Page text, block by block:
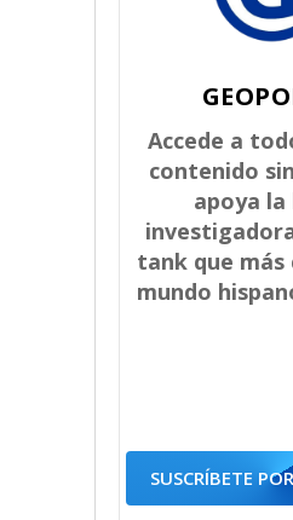
Accede a
contenido
apoya
tank que más
mundo
SUSCRÍBETE